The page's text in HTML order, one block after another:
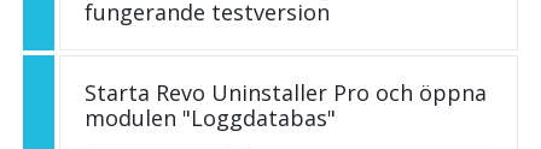
fungerande testversion
Starta Revo Uninstaller Pro och öppna
modulen "Loggdatabas"